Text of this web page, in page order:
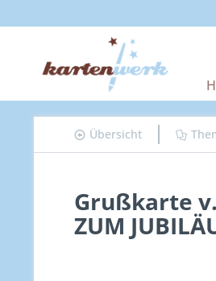
Übersicht
Grußkarte
ZUM